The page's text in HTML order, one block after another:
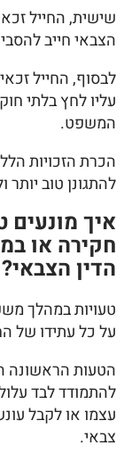
שישית, החייל
הצבאי חייב
לבסוף, החייל
עליו לחץ בלתי
המשפט.
הכרת הזכויות
להתגונן טוב יותר
איך מונעים
חקירה או
הדין הצבאי?
טעויות במהלך
על כל עתידו של
הטעות הראשונה
להתמודד לבד
עצמו או לקבל
צבאי.